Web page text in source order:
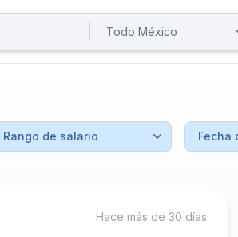
Hace más de 30 días.